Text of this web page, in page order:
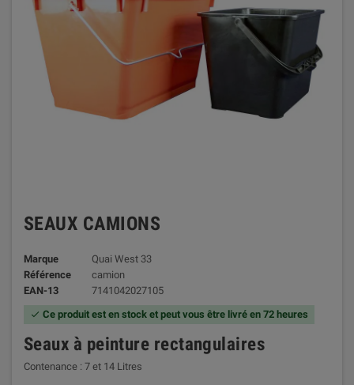
SEAUX CAMIONS
Marque
Quai West 33
Référence
camion
EAN-13
7141042027105
 Ce produit est en stock et peut vous être livré en 72 heures
Seaux à peinture rectangulaires
Contenance : 7 et 14 Litres